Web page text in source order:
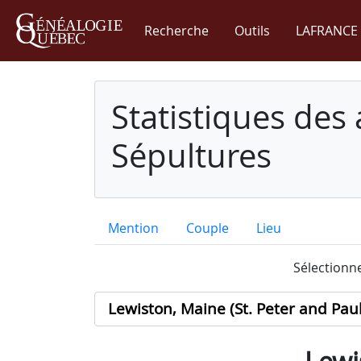
Recherche Outils
Statistiques des
Sépultures
Mention Couple Lieu